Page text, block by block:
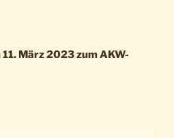
März 2023 zum AKW-